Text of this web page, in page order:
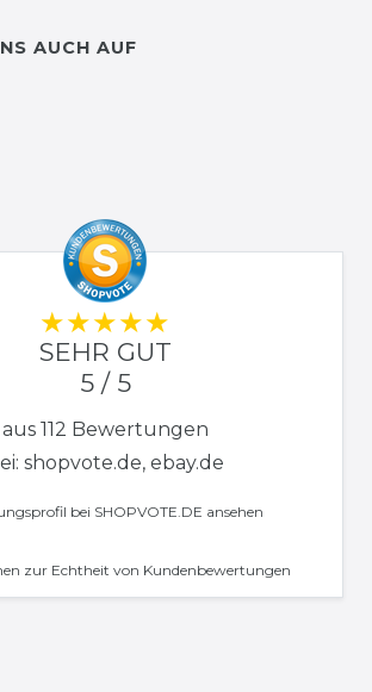
AUCH AUF
SEHR GUT
5 / 5
aus 112 Bewertungen
shopvote.de, ebay.de
bei SHOPVOTE.DE ansehen
zur Echtheit von Kundenbewertungen